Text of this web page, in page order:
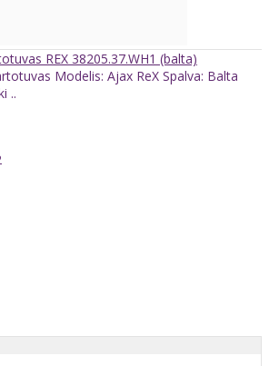
REX 38205.37.WH1 (balta)
Modelis: Ajax ReX Spalva: Balta
..